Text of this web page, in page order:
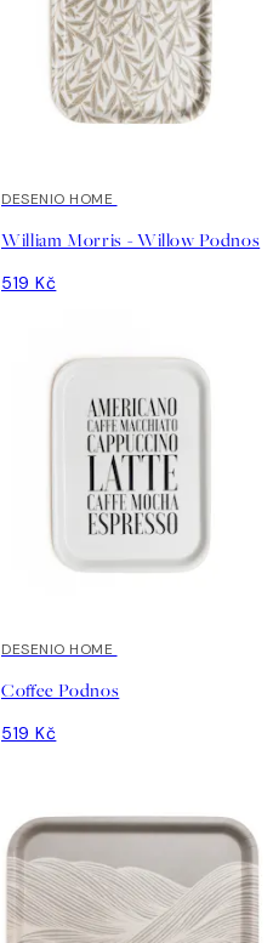
DESENIO HOME
William Morris - Willow Podnos
519 Kč
DESENIO HOME
Coffee Podnos
519 Kč